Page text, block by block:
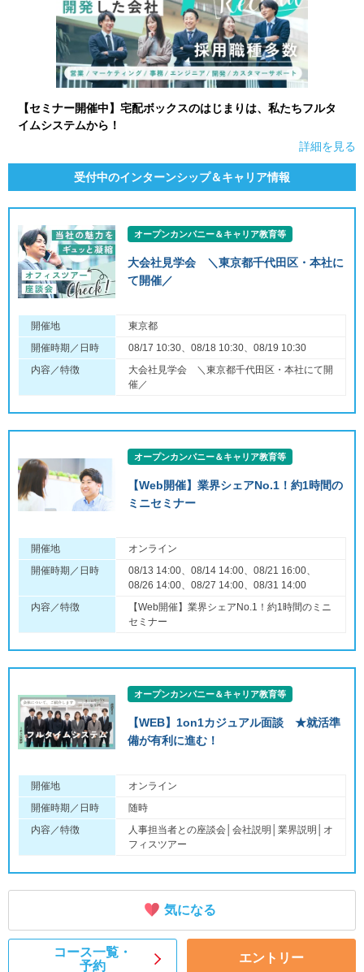
【セミナー開催中】宅配ボックスのはじまりは、私たちフルタ
イムシステムから！
詳細を見る
受付中のインターンシップ＆キャリア情報
オープンカンパニー＆キャリア教育等
大会社見学会 ＼東京都千代田区・本社に
て開催／
開催地
東京都
開催時期／日時
08/17 10:30、08/18 10:30、08/19 10:30
内容／特徴
大会社見学会 ＼東京都千代田区・本社にて開
催／
オープンカンパニー＆キャリア教育等
【Web開催】業界シェアNo.1！約1時間の
ミニセミナー
開催地
オンライン
開催時期／日時
08/13 14:00、08/14 14:00、08/21 16:00、
08/26 14:00、08/27 14:00、08/31 14:00
内容／特徴
【Web開催】業界シェアNo.1！約1時間のミニ
セミナー
オープンカンパニー＆キャリア教育等
【WEB】1on1カジュアル面談 ★就活準
備が有利に進む！
開催地
オンライン
開催時期／日時
随時
内容／特徴
人事担当者との座談会│会社説明│業界説明│オ
フィスツアー
気になる
コース一覧・
予約
エントリー